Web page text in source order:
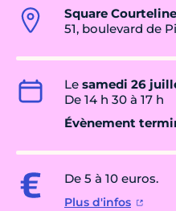
Square Courteline
51, boulevard de
Le samedi 26
De 14 h 30 à 17 h
Évènement
De 5 à 10 euros.
Plus d'infos